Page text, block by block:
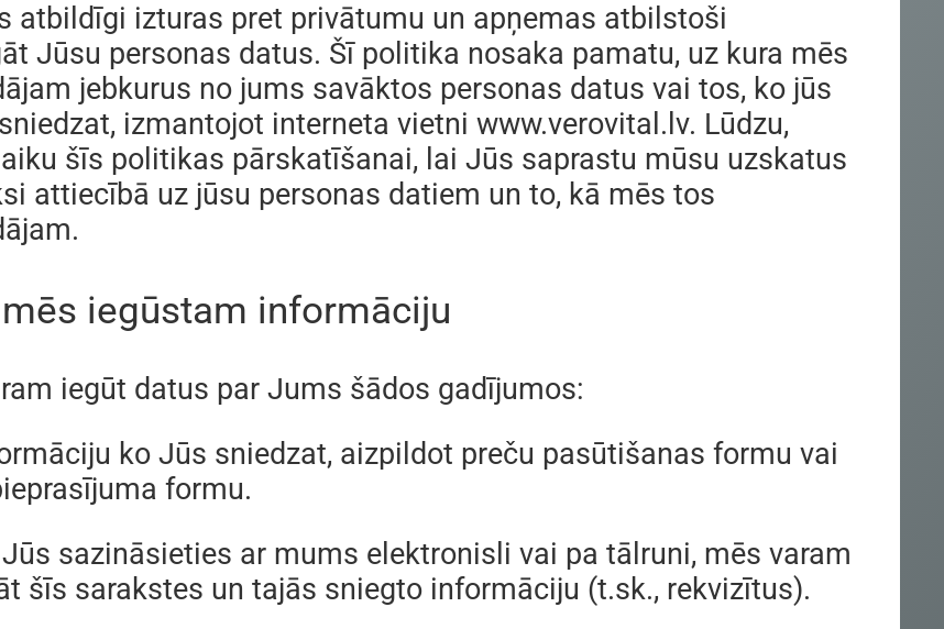
atbildīgi izturas pret privātumu un apņemas atbilstoši
Jūsu personas datus. Šī politika nosaka pamatu, uz kura mēs
jebkurus no jums savāktos personas datus vai tos, ko jūs
izmantojot interneta vietni www.verovital.lv. Lūdzu,
šīs politikas pārskatīšanai, lai Jūs saprastu mūsu uzskatus
attiecībā uz jūsu personas datiem un to, kā mēs tos
iegūstam informāciju
iegūt datus par Jums šādos gadījumos:
ko Jūs sniedzat, aizpildot preču pasūtišanas formu vai
formu.
sazināsieties ar mums elektronisli vai pa tālruni, mēs varam
šīs sarakstes un tajās sniegto informāciju (t.sk., rekvizītus).